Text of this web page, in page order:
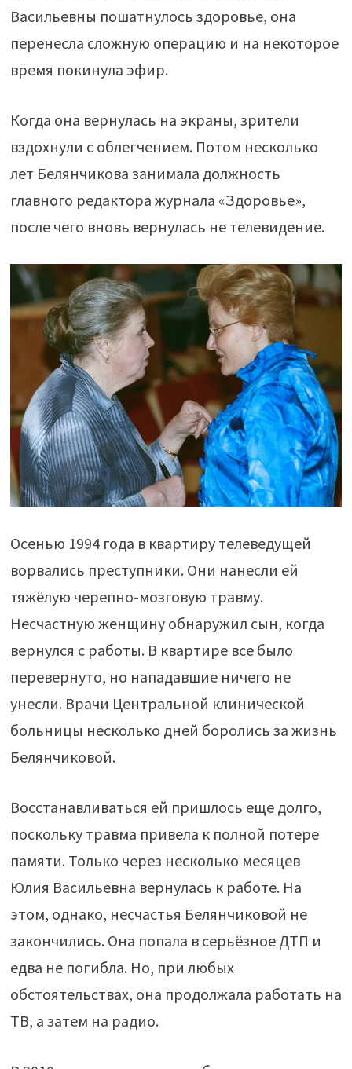
Васильевны пошатнулось здоровье, она
перенесла сложную операцию и на некоторое
время покинула эфир.
Когда она вернулась на экраны, зрители
вздохнули с облегчением. Потом несколько
лет Белянчикова занимала должность
главного редактора журнала «Здоровье»,
после чего вновь вернулась не телевидение.
Осенью 1994 года в квартиру телеведущей
ворвались преступники. Они нанесли ей
тяжёлую черепно-мозговую травму.
Несчастную женщину обнаружил сын, когда
вернулся с работы. В квартире все было
перевернуто, но нападавшие ничего не
унесли. Врачи Центральной клинической
больницы несколько дней боролись за жизнь
Белянчиковой.
Восстанавливаться ей пришлось еще долго,
поскольку травма привела к полной потере
памяти. Только через несколько месяцев
Юлия Васильевна вернулась к работе. На
этом, однако, несчастья Белянчиковой не
закончились. Она попала в серьёзное ДТП и
едва не погибла. Но, при любых
обстоятельствах, она продолжала работать на
ТВ, а затем на радио.